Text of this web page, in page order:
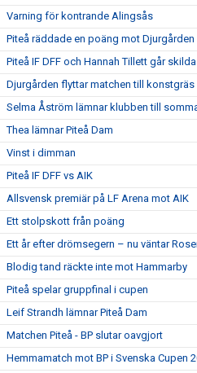
Varning för kontrande Alingsås
Piteå räddade en poäng mot Djurgården
Piteå IF DFF och Hannah Tillett går
Djurgården flyttar matchen till konstgräs
Selma Åström lämnar klubben till
Thea lämnar Piteå Dam
Vinst i dimman
Piteå IF DFF vs AIK
Allsvensk premiär på LF Arena mot AIK
Ett stolpskott från poäng
Ett år efter drömsegern – nu väntar
Blodig tand räckte inte mot Hammarby
Piteå spelar gruppfinal i cupen
Leif Strandh lämnar Piteå Dam
Matchen Piteå - BP slutar oavgjort
Hemmamatch mot BP i Svenska Cupen